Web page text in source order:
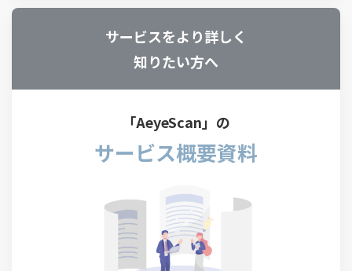
サービスをより詳しく
知りたい方へ
「AeyeScan」の
サービス概要資料